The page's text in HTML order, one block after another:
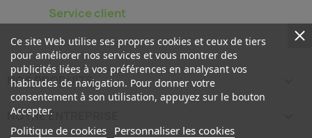
Ce site Web utilise ses propres cookies et ceux de tiers
pour améliorer nos services et vous montrer des
publicités liées à vos préférences en analysant vos
habitudes de navigation. Pour donner votre
consentement à son utilisation, appuyez sur le bouton
Accepter.
Politique de cookies Personnaliser les cookies
Service client
NOS PRODUITS
NOTRE ENTREPRISE